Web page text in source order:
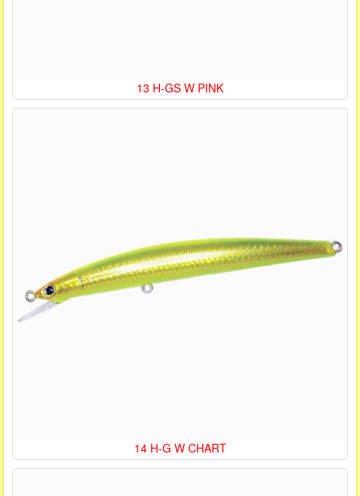
13 H-GS W PINK
14 H-G W CHART